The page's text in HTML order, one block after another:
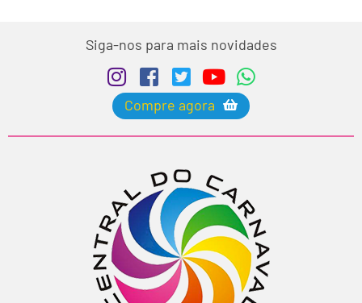
Siga-nos para mais novidades
Compre agora